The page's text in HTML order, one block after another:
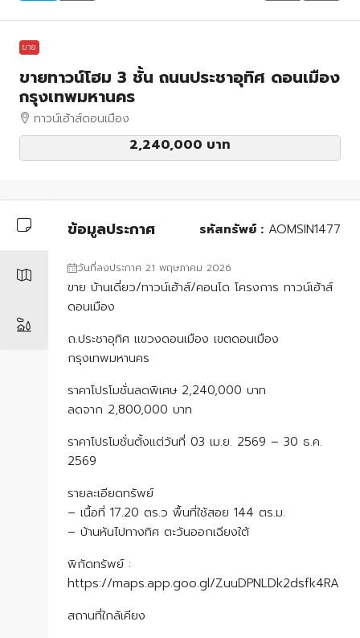
ขาย
ขายทาวน์โฮม 3 ชั้น ถนนประชาอุทิศ ดอนเมือง
กรุงเทพมหานคร
ทาวน์เฮ้าส์ดอนเมือง
2,240,000 บาท
ข้อมูลประกาศ รหัสทรัพย์ : AOMSIN1477
วันที่ลงประกาศ 21 พฤษภาคม 2026
ขาย บ้านเดี่ยว/ทาวน์เฮ้าส์/คอนโด โครงการ ทาวน์เฮ้าส์
ดอนเมือง
ถ.ประชาอุทิศ แขวงดอนเมือง เขตดอนเมือง
กรุงเทพมหานคร
ราคาโปรโมชั่นลดพิเศษ 2,240,000 บาท
ลดจาก 2,800,000 บาท
ราคาโปรโมชั่นตั้งแต่วันที่ 03 เม.ย. 2569 – 30 ธ.ค.
2569
รายละเอียดทรัพย์
– เนื้อที่ 17.20 ตร.ว พื้นที่ใช้สอย 144 ตร.ม.
– บ้านหันไปทางทิศ ตะวันออกเฉียงใต้
พิกัดทรัพย์ :
https://maps.app.goo.gl/ZuuDPNLDk2dsfk4RA
สถานที่ใกล้เคียง